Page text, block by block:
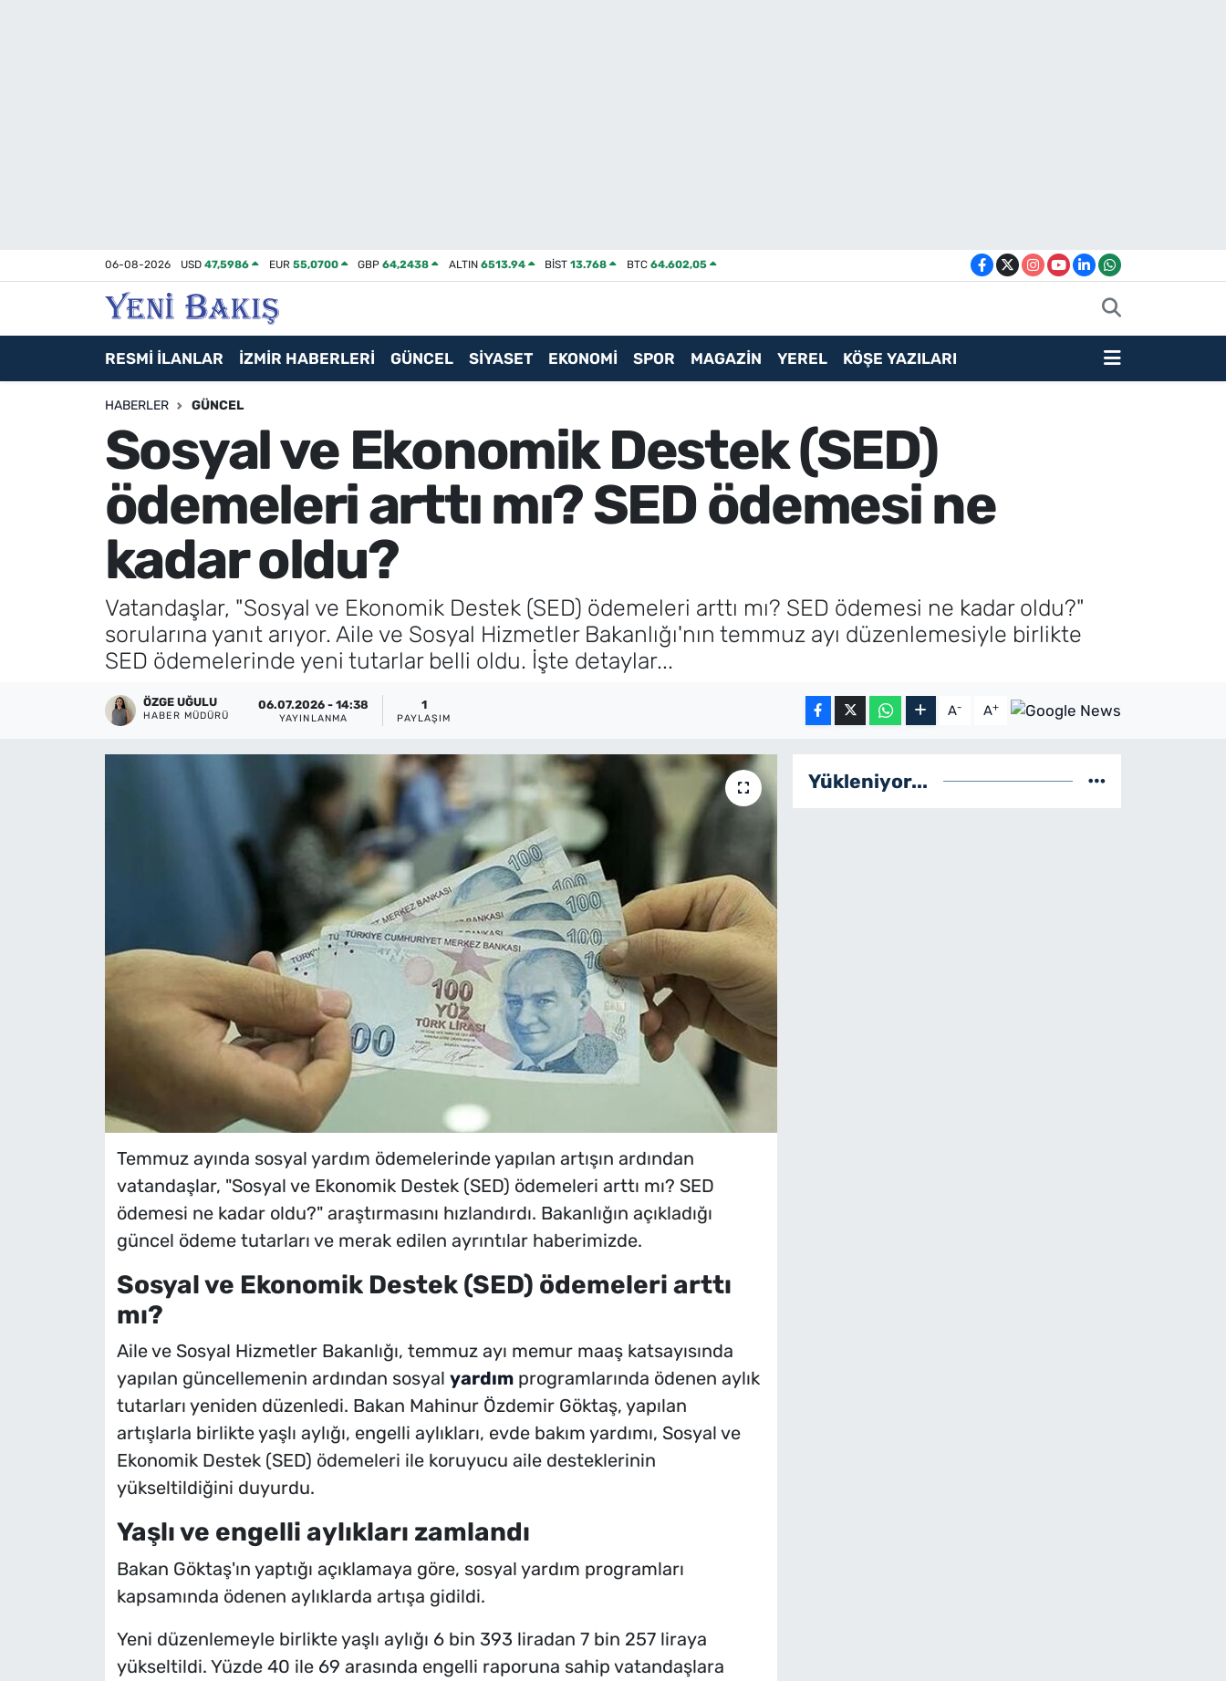
06-08-2026 USD47,5986 EUR 55,0700 GBP64,2438 ALTIN 6513.94 BİST13.768 BTC 64.602,05
RESMİ İLANLAR İZMİR HABERLERİ GÜNCEL SİYASET EKONOMİ SPOR MAGAZİN YEREL KÖŞE YAZILARI
HABERLER GÜNCEL
Sosyal ve Ekonomik Destek (SED)
ödemeleri arttı mı? SED ödemesi ne
kadar oldu?
Vatandaşlar, "Sosyal ve Ekonomik Destek (SED) ödemeleri arttı mı? SED ödemesi ne kadar oldu?"
sorularına yanıt arıyor. Aile ve Sosyal Hizmetler Bakanlığı'nın temmuz ayı düzenlemesiyle birlikte
SED ödemelerinde yeni tutarlar belli oldu. İşte detaylar...
ÖZGE UĞULU
HABER MÜDÜRÜ
06.07.2026 - 14:38
YAYINLANMA
1
PAYLAŞIM A- A+
Temmuz ayında sosyal yardım ödemelerinde yapılan artışın ardından
vatandaşlar, "Sosyal ve Ekonomik Destek (SED) ödemeleri arttı mı? SED
ödemesi ne kadar oldu?" araştırmasını hızlandırdı. Bakanlığın açıkladığı
güncel ödeme tutarları ve merak edilen ayrıntılar haberimizde.
Sosyal ve Ekonomik Destek (SED) ödemeleri arttı
mı?
Aile ve Sosyal Hizmetler Bakanlığı, temmuz ayı memur maaş katsayısında
yapılan güncellemenin ardından sosyal yardımprogramlarında ödenen aylık
tutarları yeniden düzenledi. Bakan Mahinur Özdemir Göktaş, yapılan
artışlarla birlikte yaşlı aylığı, engelli aylıkları, evde bakım yardımı, Sosyal ve
Ekonomik Destek (SED) ödemeleri ile koruyucu aile desteklerinin
yükseltildiğini duyurdu.
Yaşlı ve engelli aylıkları zamlandı
Bakan Göktaş'ın yaptığı açıklamaya göre, sosyal yardım programları
kapsamında ödenen aylıklarda artışa gidildi.
Yeni düzenlemeyle birlikte yaşlı aylığı 6 bin 393 liradan 7 bin 257 liraya
yükseltildi. Yüzde 40 ile 69 arasında engelli raporuna sahip vatandaşlara
Yükleniyor...
Asayiş / Polis-Adliye
Magazin